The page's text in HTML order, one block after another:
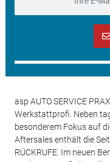
asp AUTO SERVICE
Werkstattprofi. Neben
besonderem Fokus auf
Aftersales enthält die
RÜCKRUFE. Im neuen